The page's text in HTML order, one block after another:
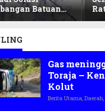
Batuan
ex-Golongan
Gas
Toraja –
Kolut
Berita Utama, Daerah,